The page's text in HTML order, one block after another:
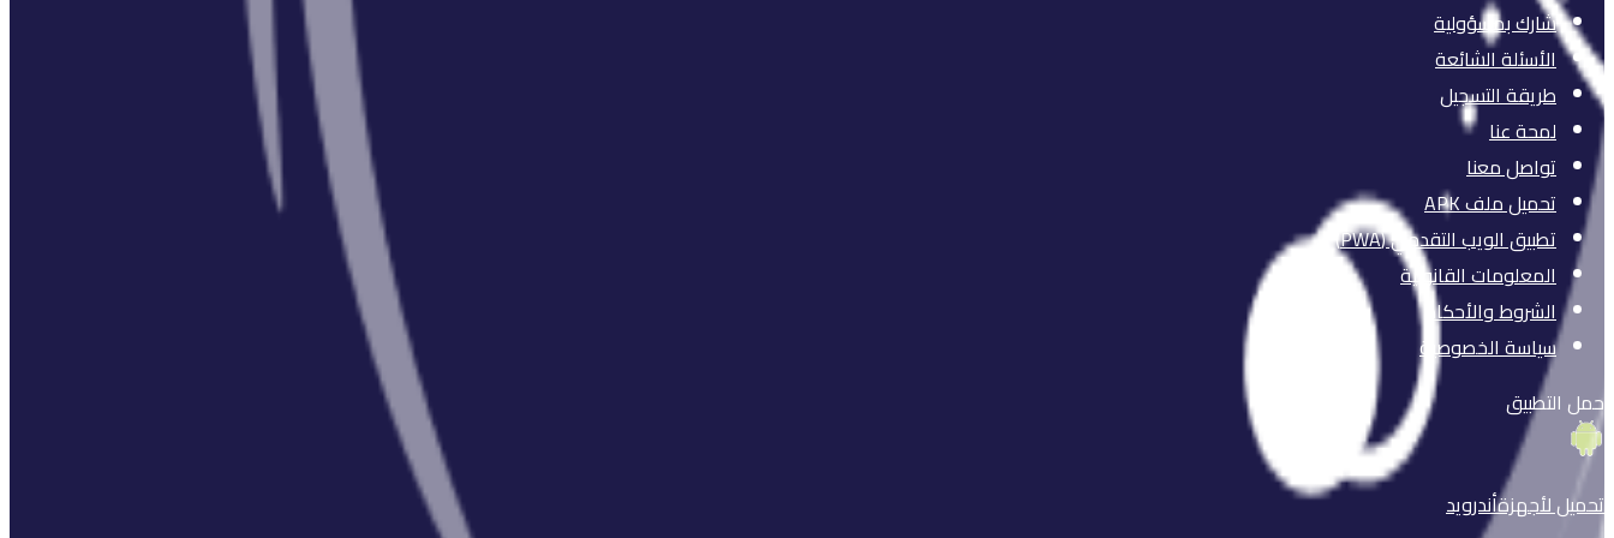
شارك بمسؤولية
الأسئلة الشائعة
طريقة التسجيل
لمحة عنا
تواصل معنا
تحميل ملف APK
تطبيق الويب التقدمي (PWA)
المعلومات القانونية
الشروط والأحكام
سياسة الخصوصية
حمل التطبيق
تحميل لأجهزةأندرويد